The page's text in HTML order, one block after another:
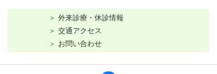
外来診療・休診情報
交通アクセス
お問い合わせ